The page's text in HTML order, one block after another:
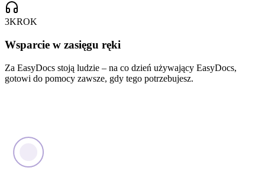
3KROK
Wsparcie w zasięgu ręki
Za EasyDocs stoją ludzie – na co dzień używający EasyDocs,
gotowi do pomocy zawsze, gdy tego potrzebujesz.